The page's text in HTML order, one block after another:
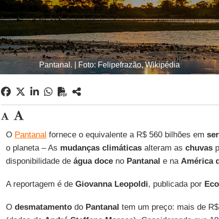
Pantanal. | Foto: Felipefrazão, Wikipédia
O Pantanal fornece o equivalente a R$ 560 bilhões em
o planeta – As mudanças climáticasalteram as chuvas
disponibilidade de água doceno Pantanal e na América
A reportagem é de Giovanna Leopoldi, publicada por
O desmatamentodo Pantanal tem um preço: mais de